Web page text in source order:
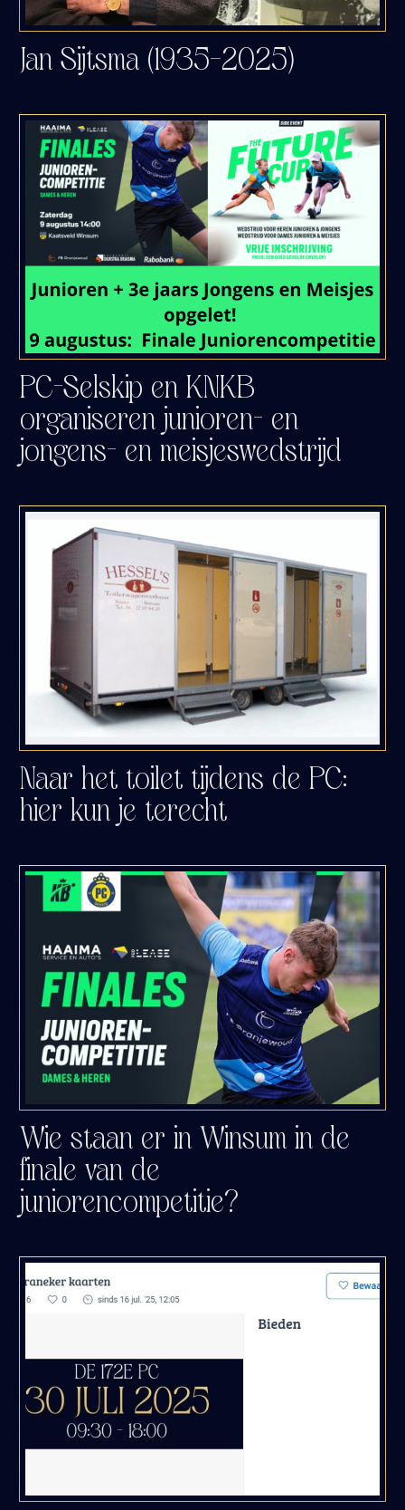
Jan Sijtsma (1935–2025)
PC-Selskip en KNKB
organiseren junioren- en
jongens- en meisjeswedstrijd
Naar het toilet tijdens de PC:
hier kun je terecht
Wie staan er in Winsum in de
finale van de
juniorencompetitie?